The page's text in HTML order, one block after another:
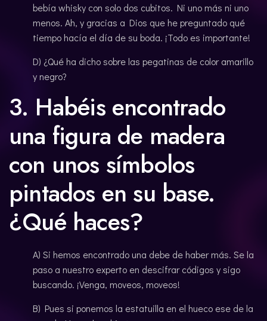
bebía whisky con solo dos cubitos. Ni uno más ni uno
menos. Ah, y gracias a Dios que he preguntado qué
tiempo hacía el día de su boda. ¡Todo es importante!
D) ¿Qué ha dicho sobre las pegatinas de color amarillo
y negro?
3. Habéis encontrado
una figura de madera
con unos símbolos
pintados en su base.
¿Qué haces?
A) Si hemos encontrado una debe de haber más. Se la
paso a nuestro experto en descifrar códigos y sigo
buscando. ¡Venga, moveos, moveos!
B) Pues si ponemos la estatuilla en el hueco ese de la